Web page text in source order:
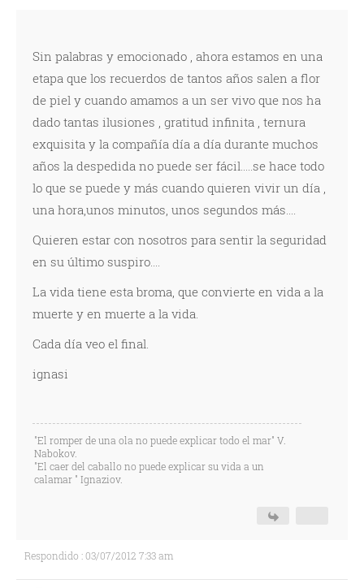
Sin palabras y emocionado , ahora estamos en una
etapa que los recuerdos de tantos años salen a flor
de piel y cuando amamos a un ser vivo que nos ha
dado tantas ilusiones , gratitud infinita , ternura
exquisita y la compañía día a día durante muchos
años la despedida no puede ser fácil.....se hace todo
lo que se puede y más cuando quieren vivir un día ,
una hora,unos minutos, unos segundos más....
Quieren estar con nosotros para sentir la seguridad
en su último suspiro....
La vida tiene esta broma, que convierte en vida a la
muerte y en muerte a la vida.
Cada día veo el final.
ignasi
"El romper de una ola no puede explicar todo el mar" V.
Nabokov.
"El caer del caballo no puede explicar su vida a un
calamar " Ignaziov.
Respondido : 03/07/2012 7:33 am